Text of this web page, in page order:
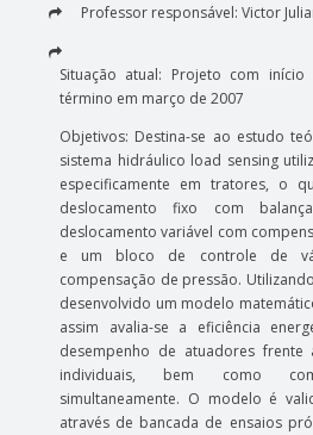
Professor responsável: Victor
Situação atual: Projeto com
término em março de 2007
Objetivos: Destina-se ao estudo
sistema hidráulico load sensing
especificamente em tratores, o
deslocamento fixo com
deslocamento variável com
e um bloco de controle de
compensação de pressão.
desenvolvido um modelo
assim avalia-se a eficiência
desempenho de atuadores
individuais, bem como
simultaneamente. O modelo é
através de bancada de ensaios